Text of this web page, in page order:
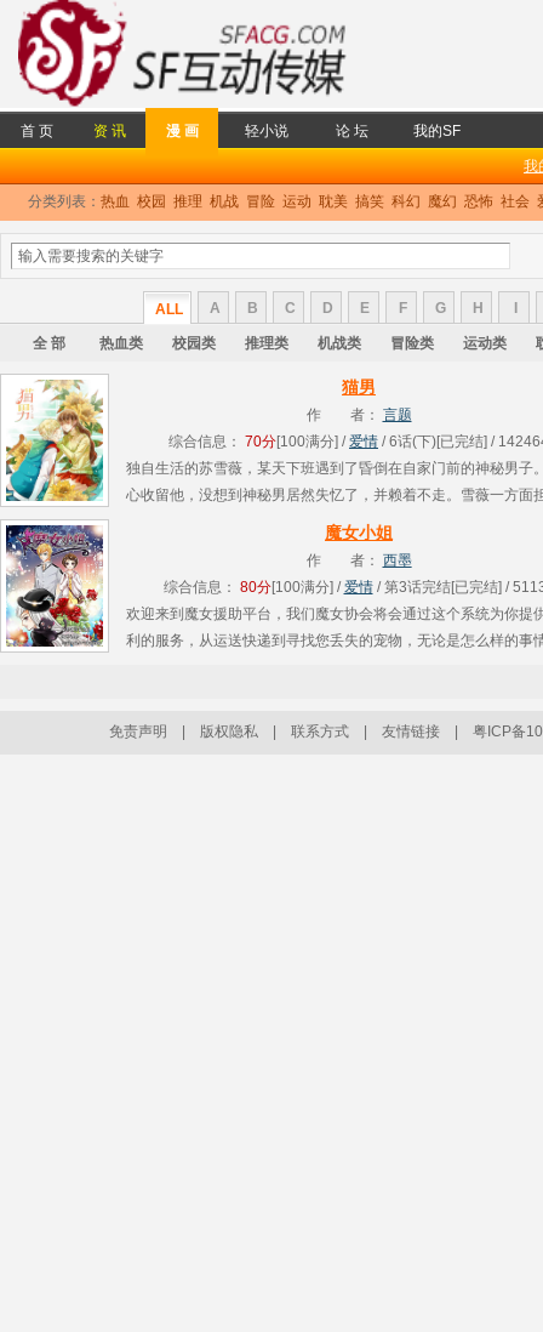
首 页 资 讯 漫 画 轻小说 论 坛 我的SF
我
分类列表： 热血 校园 推理 机战 冒险 运动 耽美 搞笑 科幻 魔幻 恐怖 社会
ALL A B C D E F G H
全 部 热血类 校园类 推理类 机战类 冒险类 运动类
猫男
作 者： 言题
综合信息： 70分[100满分] /爱情 / 6话(下)[已完结] /
独自生活的苏雪薇，某天下班遇到了昏倒在自家门前的神秘男子
心收留他，没想到神秘男居然失忆了，并赖着不走。雪薇一方面
陌生男子会被男友韩天误会，一方面又不忍心赶走他。况且……
魔女小姐
作 者： 西墨
综合信息： 80分[100满分] /爱情/ 第3话完结[已完结] /
欢迎来到魔女援助平台，我们魔女协会将会通过这个系统为你提
利的服务，从运送快递到寻找您丢失的宠物，无论是怎么样的事
免责声明 版权隐私 联系方式 友情链接 粤ICP备